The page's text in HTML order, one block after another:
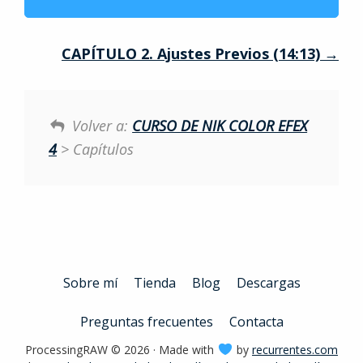
CAPÍTULO 2. Ajustes Previos (14:13)
Volver a: CURSO DE NIK COLOR EFEX
4> Capítulos
Sobre mí Tienda Blog Descargas
Preguntas frecuentes Contacta
ProcessingRAW © 2026 · Made with by recurrentes.com